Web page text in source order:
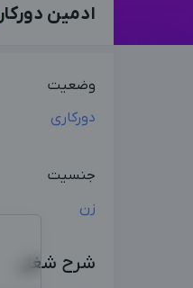
ادمین دورکار
وضعیت
دورکاری
جنسیت
زن
شرح شغل